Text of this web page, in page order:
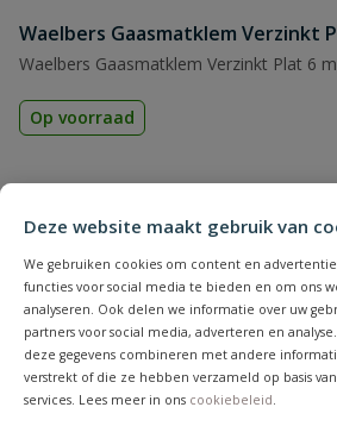
Deze website maakt gebruik van
We gebruiken cookies om content en
functies voor social media te bieden en om ons
analyseren. Ook delen we informatie over uw
partners voor social media, adverteren en
deze gegevens combineren met andere
verstrekt of die ze hebben verzameld op basis
services. Lees meer in ons cookiebeleid.
Waelbers Gaasmatklem Verzinkt
Waelbers Gaasmatklem Verzinkt Plat 6
Op voorraad
1product